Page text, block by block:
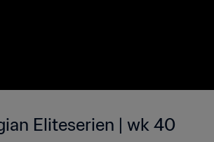
Eliteserien | wk 40